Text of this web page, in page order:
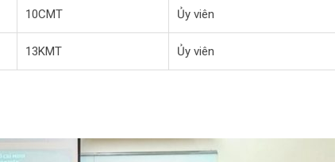
10CMT Ủy viên
13KMT Ủy viên